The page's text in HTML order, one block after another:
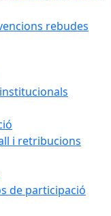
rebudes
i retribucions
de participació